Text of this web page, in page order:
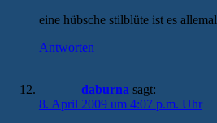
eine hübsche stilblüte ist es allemal
Antworten
daburna sagt:
8. April 2009 um 4:07 p.m. Uhr